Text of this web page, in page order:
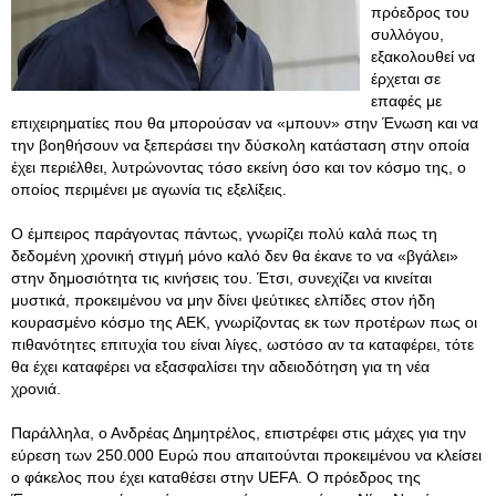
πρόεδρος του
συλλόγου,
εξακολουθεί να
έρχεται σε
επαφές με
επιχειρηματίες που θα μπορούσαν να «μπουν» στην Ένωση και να
την βοηθήσουν να ξεπεράσει την δύσκολη κατάσταση στην οποία
έχει περιέλθει, λυτρώνοντας τόσο εκείνη όσο και τον κόσμο της, ο
οποίος περιμένει με αγωνία τις εξελίξεις.
Ο έμπειρος παράγοντας πάντως, γνωρίζει πολύ καλά πως τη
δεδομένη χρονική στιγμή μόνο καλό δεν θα έκανε το να «βγάλει»
στην δημοσιότητα τις κινήσεις του. Έτσι, συνεχίζει να κινείται
μυστικά, προκειμένου να μην δίνει ψεύτικες ελπίδες στον ήδη
κουρασμένο κόσμο της ΑΕΚ, γνωρίζοντας εκ των προτέρων πως οι
πιθανότητες επιτυχία του είναι λίγες, ωστόσο αν τα καταφέρει, τότε
θα έχει καταφέρει να εξασφαλίσει την αδειοδότηση για τη νέα
χρονιά.
Παράλληλα, ο Ανδρέας Δημητρέλος, επιστρέφει στις μάχες για την
εύρεση των 250.000 Ευρώ που απαιτούνται προκειμένου να κλείσει
ο φάκελος που έχει καταθέσει στην UEFA. Ο πρόεδρος της